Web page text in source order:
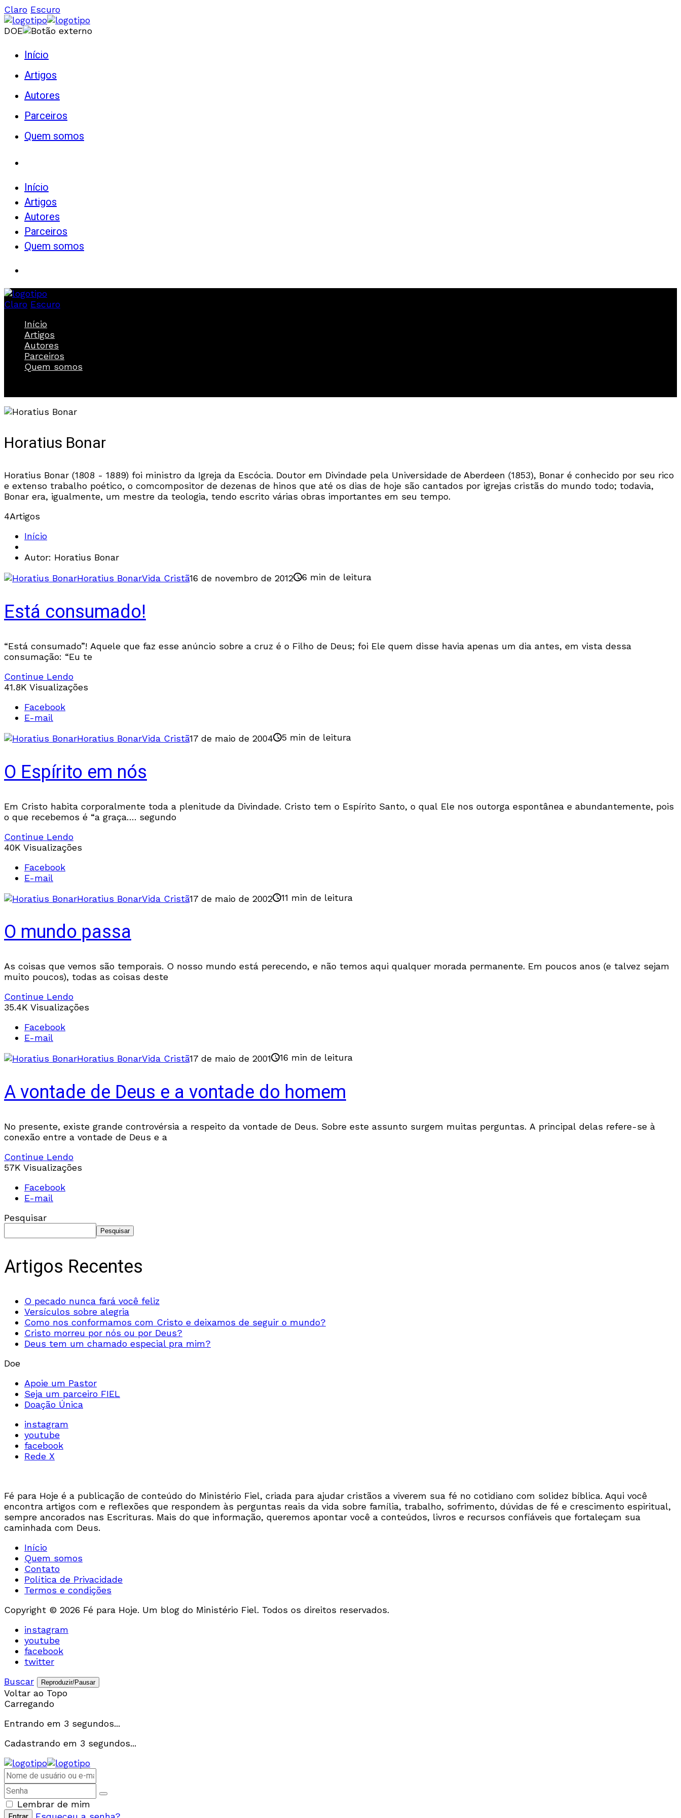
Claro Escuro
DOE
Início
Artigos
Autores
Parceiros
Quem somos
Início
Artigos
Autores
Parceiros
Quem somos
Claro Escuro
Início
Artigos
Autores
Parceiros
Quem somos
Horatius Bonar
Horatius Bonar (1808 - 1889) foi ministro da Igreja da Escócia. Doutor em Divindade pela Universidade de Aberdeen (1853), Bonar é conhecido por seu rico
e extenso trabalho poético, o comcompositor de dezenas de hinos que até os dias de hoje são cantados por igrejas cristãs do mundo todo; todavia,
Bonar era, igualmente, um mestre da teologia, tendo escrito várias obras importantes em seu tempo.
4Artigos
Início
Autor: Horatius Bonar
Horatius BonarVida Cristã16 de novembro de 2012 6 min de leitura
Está consumado!
“Está consumado”! Aquele que faz esse anúncio sobre a cruz é o Filho de Deus; foi Ele quem disse havia apenas um dia antes, em vista dessa
consumação: “Eu te
Continue Lendo
41.8K Visualizações
Facebook
E-mail
Horatius BonarVida Cristã17 de maio de 2004 5 min de leitura
O Espírito em nós
Em Cristo habita corporalmente toda a plenitude da Divindade. Cristo tem o Espírito Santo, o qual Ele nos outorga espontânea e abundantemente, pois
o que recebemos é “a graça…. segundo
Continue Lendo
40K Visualizações
Facebook
E-mail
Horatius BonarVida Cristã17 de maio de 2002 11 min de leitura
O mundo passa
As coisas que vemos são temporais. O nosso mundo está perecendo, e não temos aqui qualquer morada permanente. Em poucos anos (e talvez sejam
muito poucos), todas as coisas deste
Continue Lendo
35.4K Visualizações
Facebook
E-mail
Horatius BonarVida Cristã17 de maio de 2001 16 min de leitura
A vontade de Deus e a vontade do homem
No presente, existe grande controvérsia a respeito da vontade de Deus. Sobre este assunto surgem muitas perguntas. A principal delas refere-se à
conexão entre a vontade de Deus e a
Continue Lendo
57K Visualizações
Facebook
E-mail
Pesquisar
Pesquisar
Artigos Recentes
O pecado nunca fará você feliz
Versículos sobre alegria
Como nos conformamos com Cristo e deixamos de seguir o mundo?
Cristo morreu por nós ou por Deus?
Deus tem um chamado especial pra mim?
Doe
Apoie um Pastor
Seja um parceiro FIEL
Doação Única
instagram
youtube
facebook
Rede X
Fé para Hoje é a publicação de conteúdo do Ministério Fiel, criada para ajudar cristãos a viverem sua fé no cotidiano com solidez bíblica. Aqui você
encontra artigos com e reflexões que respondem às perguntas reais da vida sobre família, trabalho, sofrimento, dúvidas de fé e crescimento espiritual,
sempre ancorados nas Escrituras. Mais do que informação, queremos apontar você a conteúdos, livros e recursos confiáveis que fortaleçam sua
caminhada com Deus.
Início
Quem somos
Contato
Política de Privacidade
Termos e condições
Copyright © 2026 Fé para Hoje. Um blog do Ministério Fiel. Todos os direitos reservados.
instagram
youtube
facebook
twitter
Buscar
Reproduzir/Pausar
Voltar ao Topo
Carregando
Entrando em 3 segundos...
Cadastrando em 3 segundos...
Lembrar de mim